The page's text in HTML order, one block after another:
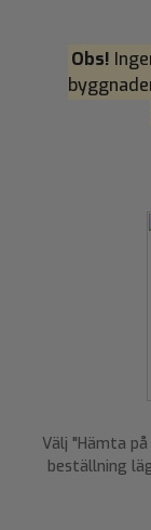
Obs!
Välj "Hämta
beställning